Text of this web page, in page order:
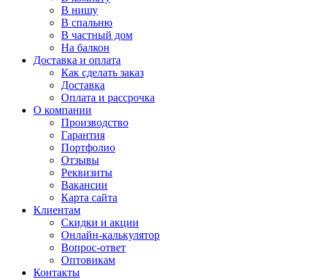
В нишу
В спальню
В частный дом
На балкон
Доставка и оплата
Как сделать заказ
Доставка
Оплата и рассрочка
О компании
Производство
Гарантия
Портфолио
Отзывы
Реквизиты
Вакансии
Карта сайта
Клиентам
Скидки и акции
Онлайн-калькулятор
Вопрос-ответ
Оптовикам
Контакты